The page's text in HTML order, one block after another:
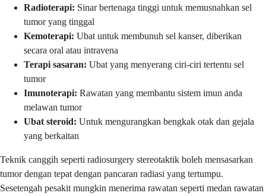
Radioterapi: Sinar bertenaga tinggi untuk memusnahkan sel
tumor yang tinggal
Kemoterapi: Ubat untuk membunuh sel kanser, diberikan
secara oral atau intravena
Terapi sasaran: Ubat yang menyerang ciri-ciri tertentu sel
tumor
Imunoterapi: Rawatan yang membantu sistem imun anda
melawan tumor
Ubat steroid: Untuk mengurangkan bengkak otak dan gejala
yang berkaitan
Teknik canggih seperti radiosurgery stereotaktik boleh mensasarkan
tumor dengan tepat dengan pancaran radiasi yang tertumpu.
Sesetengah pesakit mungkin menerima rawatan seperti medan rawatan